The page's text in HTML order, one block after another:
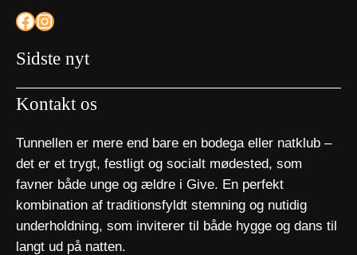
Facebook Instagram
Sidste nyt
Kontakt os
Tunnellen er mere end bare en bodega eller natklub –
det er et trygt, festligt og socialt mødested, som
favner både unge og ældre i Give. En perfekt
kombination af traditionsfyldt stemning og nutidig
underholdning, som inviterer til både hygge og dans til
langt ud på natten.